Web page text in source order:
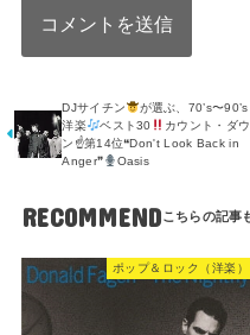
DJサイチン
が選ぶ、70’s〜90’s
洋楽
ベスト30
カウント・ダウ
ン☝第14位❝Don't Look Back in
Anger❞
Oasis
RECOMMEND
ポップ＆ロック（洋楽）